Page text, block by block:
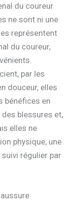
du coureur
ne sont ni une
représentent
du coureur,
par les
douceur, elles
bénéfices en
blessures et,
elles ne
physique, une
régulier par